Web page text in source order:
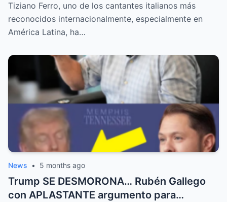
Tiziano Ferro, uno de los cantantes italianos más
reconocidos internacionalmente, especialmente en
América Latina, ha…
News • 5 months ago
Trump SE DESMORONA… Rubén Gallego
con APLASTANTE argumento para